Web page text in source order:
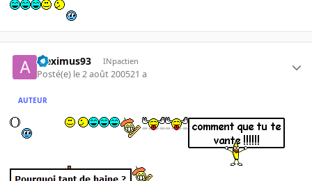
aleximus93 INpactien
Posté(e) le 2 août 200521 a
AUTEUR